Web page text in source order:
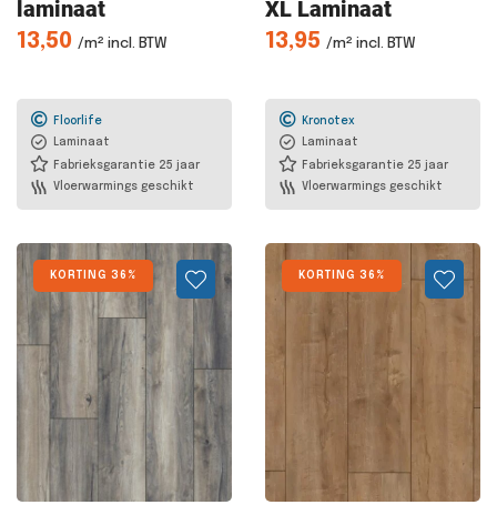
laminaat
13,50 /m² incl. BTW
Floorlife
Laminaat
Fabrieksgarantie 25 jaar
Vloerwarmings geschikt
XL Laminaat
13,95 /m² incl. BTW
Kronotex
Laminaat
Fabrieksgarantie 25 jaar
Vloerwarmings geschikt
KORTING 36% KORTING 36%